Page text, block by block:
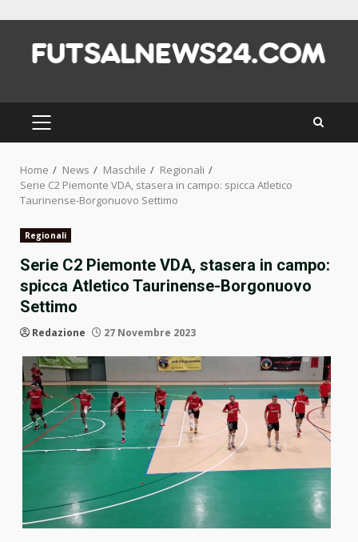
content
PRIMARY
MENU
Home News Maschile
Regionali
Serie C2 Piemonte VDA, stasera in campo: spicca Atletico
Taurinense-Borgonuovo Settimo
Regionali
Serie C2 Piemonte VDA, stasera in campo:
spicca Atletico Taurinense-Borgonuovo
Settimo
Redazione 27 Novembre 2023